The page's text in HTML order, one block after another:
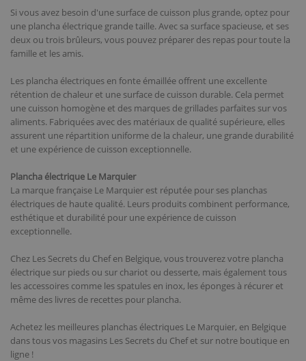
Si vous avez besoin d'une surface de cuisson plus grande, optez pour
une plancha électrique grande taille. Avec sa surface spacieuse, et ses
deux ou trois brûleurs, vous pouvez préparer des repas pour toute la
famille et les amis.
Les plancha électriques en fonte émaillée offrent une excellente
rétention de chaleur et une surface de cuisson durable. Cela permet
une cuisson homogène et des marques de grillades parfaites sur vos
aliments. Fabriquées avec des matériaux de qualité supérieure, elles
assurent une répartition uniforme de la chaleur, une grande durabilité
et une expérience de cuisson exceptionnelle.
Plancha électrique Le Marquier
La marque française Le Marquier est réputée pour ses planchas
électriques de haute qualité. Leurs produits combinent performance,
esthétique et durabilité pour une expérience de cuisson
exceptionnelle.
Chez Les Secrets du Chef en Belgique, vous trouverez votre plancha
électrique sur pieds ou sur chariot ou desserte, mais également tous
les accessoires comme les spatules en inox, les éponges à récurer et
même des livres de recettes pour plancha.
Achetez les meilleures planchas électriques Le Marquier, en Belgique
dans tous vos magasins Les Secrets du Chef et sur notre boutique en
ligne !